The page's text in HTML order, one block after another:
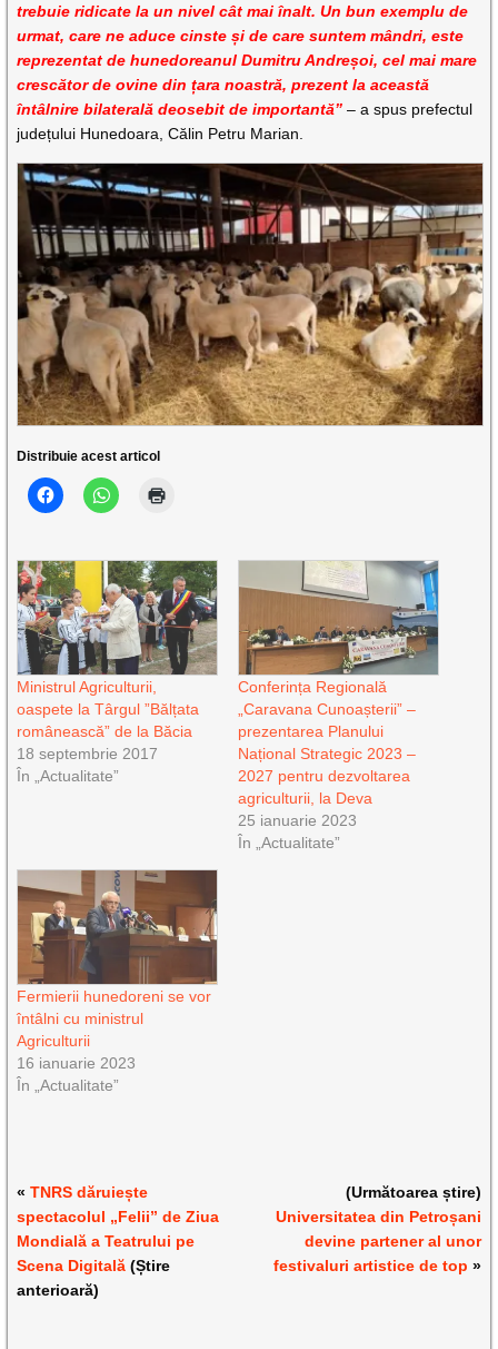
trebuie ridicate la un nivel cât mai înalt. Un bun exemplu de
urmat, care ne aduce cinste și de care suntem mândri, este
reprezentat de hunedoreanul Dumitru Andreșoi, cel mai mare
crescător de ovine din țara noastră, prezent la această
întâlnire bilaterală deosebit de importantă” – a spus prefectul
județului Hunedoara, Călin Petru Marian.
Distribuie acest articol
Ministrul Agriculturii,
oaspete la Târgul ”Bălțata
românească” de la Băcia
18 septembrie 2017
În „Actualitate”
Conferința Regională
„Caravana Cunoașterii” –
prezentarea Planului
Național Strategic 2023 –
2027 pentru dezvoltarea
agriculturii, la Deva
25 ianuarie 2023
În „Actualitate”
Fermierii hunedoreni se vor
întâlni cu ministrul
Agriculturii
16 ianuarie 2023
În „Actualitate”
«TNRS dăruiește
spectacolul „Felii” de Ziua
Mondială a Teatrului pe
Scena Digitală (Știre
anterioară)
(Următoarea știre)
Universitatea din Petroșani
devine partener al unor
festivaluri artistice de top »